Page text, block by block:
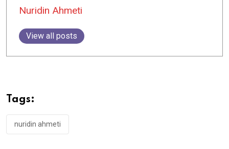
Nuridin Ahmeti
View all posts
Tags:
nuridin ahmeti